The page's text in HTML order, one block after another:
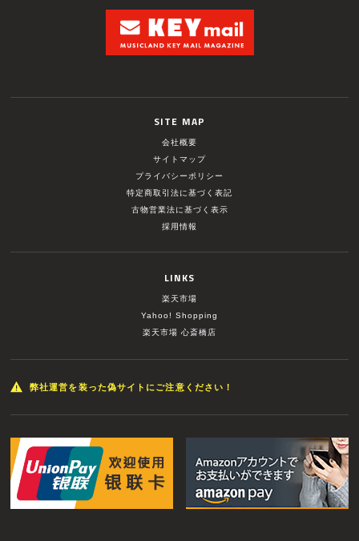
SITE MAP
会社概要
サイトマップ
プライバシーポリシー
特定商取引法に基づく表記
古物営業法に基づく表示
採用情報
LINKS
楽天市場
Yahoo! Shopping
楽天市場 心斎橋店
弊社運営を装った偽サイトにご注意ください！